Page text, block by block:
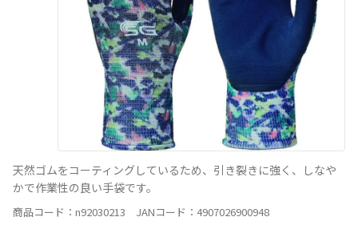
天然ゴムをコーティングしているため、引き裂きに強く、しなや
かで作業性の良い手袋です。
商品コード：n92030213 JANコード：4907026900948